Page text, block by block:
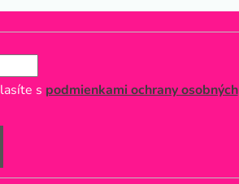
s podmienkami ochrany osobných